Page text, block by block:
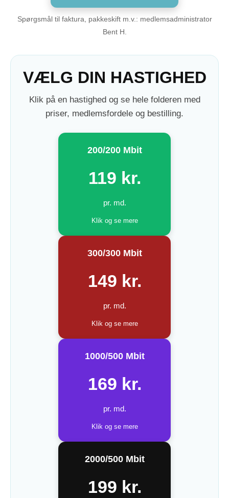
Spørgsmål til faktura, pakkeskift m.v.: medlemsadministrator
Bent H.
VÆLG DIN HASTIGHED
Klik på en hastighed og se hele folderen med
priser, medlemsfordele og bestilling.
200/200 Mbit
119 kr.
pr. md.
Klik og se mere
300/300 Mbit
149 kr.
pr. md.
Klik og se mere
1000/500 Mbit
169 kr.
pr. md.
Klik og se mere
2000/500 Mbit
199 kr.